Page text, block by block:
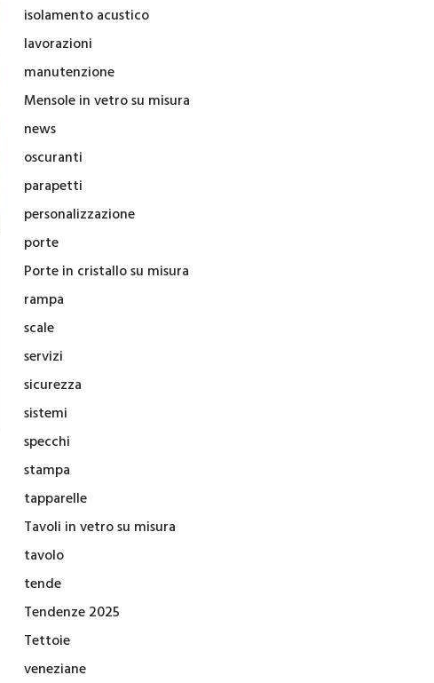
isolamento acustico
lavorazioni
manutenzione
Mensole in vetro su misura
news
oscuranti
parapetti
personalizzazione
porte
Porte in cristallo su misura
rampa
scale
servizi
sicurezza
sistemi
specchi
stampa
tapparelle
Tavoli in vetro su misura
tavolo
tende
Tendenze 2025
Tettoie
veneziane